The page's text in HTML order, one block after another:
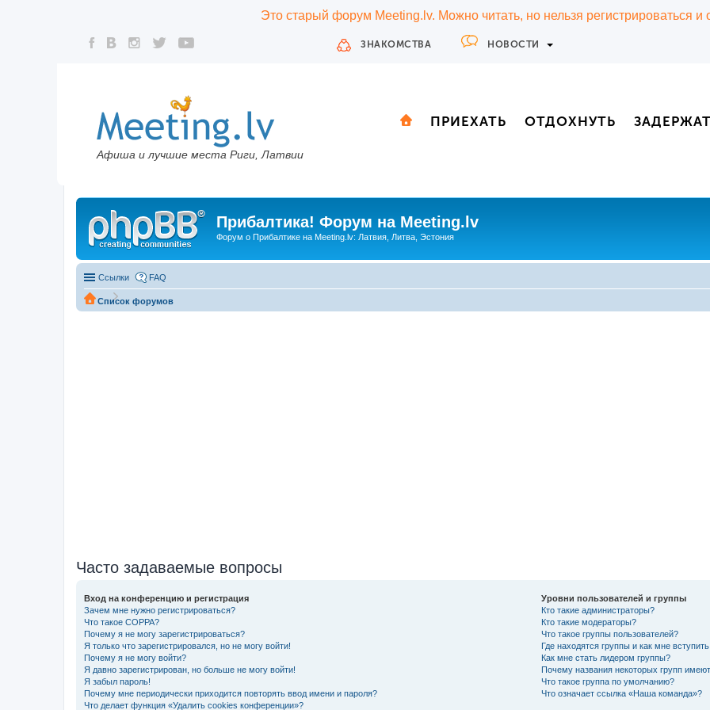
Это старый форум Meeting.lv. Можно читать, но нельзя регистрироваться и
ЗНАКОМСТВА НОВОСТИ
Афиша и лучшие места Риги, Латвии
ПРИЕХАТЬ ОТДОХНУТЬ
Прибалтика! Форум на Meeting.lv
Форум о Прибалтике на Meeting.lv: Латвия, Литва, Эстония
Ссылки FAQ
Список форумов
Часто задаваемые вопросы
Вход на конференцию и регистрация
Зачем мне нужно регистрироваться?
Что такое COPPA?
Почему я не могу зарегистрироваться?
Я только что зарегистрировался, но не могу войти!
Почему я не могу войти?
Я давно зарегистрирован, но больше не могу войти!
Я забыл пароль!
Почему мне периодически приходится повторять ввод имени и пароля?
Что делает функция «Удалить cookies конференции»?
Уровни пользователей и группы
Кто такие администраторы?
Кто такие модераторы?
Что такое группы пользователей?
Где находятся группы и как мне
Как мне стать лидером группы?
Почему названия некоторых групп
Что такое группа по умолчанию?
Что означает ссылка «Наша команда»?